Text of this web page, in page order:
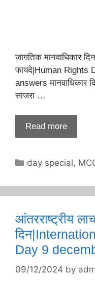
जागतिक मानवाधिकार
फायदे|Human Rights
answers मानवाधिकार
साजरा …
Read more
Categories
day special,
आंतरराष्ट्रीय
Day 9
09/12/2024 by